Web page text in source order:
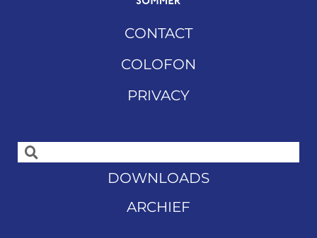
CONTACT
COLOFON
PRIVACY
DOWNLOADS
ARCHIEF